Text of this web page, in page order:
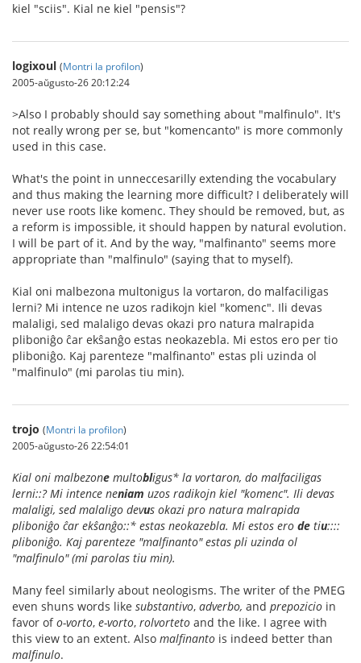
kiel "sciis". Kial ne kiel "pensis"?
logixoul (Montri la profilon)
2005-aŭgusto-26 20:12:24
>Also I probably should say something about "malfinulo". It's
not really wrong per se, but "komencanto" is more commonly
used in this case.
What's the point in unneccesarilly extending the vocabulary
and thus making the learning more difficult? I deliberately will
never use roots like komenc. They should be removed, but, as
a reform is impossible, it should happen by natural evolution.
I will be part of it. And by the way, "malfinanto" seems more
appropriate than "malfinulo" (saying that to myself).
Kial oni malbezona multonigus la vortaron, do malfaciligas
lerni? Mi intence ne uzos radikojn kiel "komenc". Ili devas
malaligi, sed malaligo devas okazi pro natura malrapida
pliboniĝo ĉar ekŝanĝo estas neokazebla. Mi estos ero per tio
pliboniĝo. Kaj parenteze "malfinanto" estas pli uzinda ol
"malfinulo" (mi parolas tiu min).
trojo (Montri la profilon)
2005-aŭgusto-26 22:54:01
Kial oni malbezone multobligus* la vortaron, do malfaciligas
lerni::? Mi intence neniam uzos radikojn kiel "komenc". Ili devas
malaligi, sed malaligo devus okazi pro natura malrapida
pliboniĝo ĉar ekŝanĝo::* estas neokazebla. Mi estos ero de tiu::::
pliboniĝo. Kaj parenteze "malfinanto" estas pli uzinda ol
"malfinulo" (mi parolas tiu min).
Many feel similarly about neologisms. The writer of the PMEG
even shuns words like substantivo, adverbo, and prepozicio in
favor ofo-vorto, e-vorto, rolvorteto and the like. I agree with
this view to an extent. Also malfinanto is indeed better than
malfinulo.